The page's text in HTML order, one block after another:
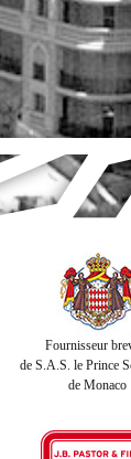
Fournisseur
de S.A.S. le Prince
de Monaco